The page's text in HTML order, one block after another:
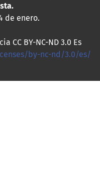
de enero.
CC BY-NC-ND 3.0 Es
by-nc-nd/3.0/es/